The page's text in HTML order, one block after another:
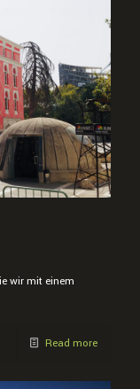
wir mit einem
Read more